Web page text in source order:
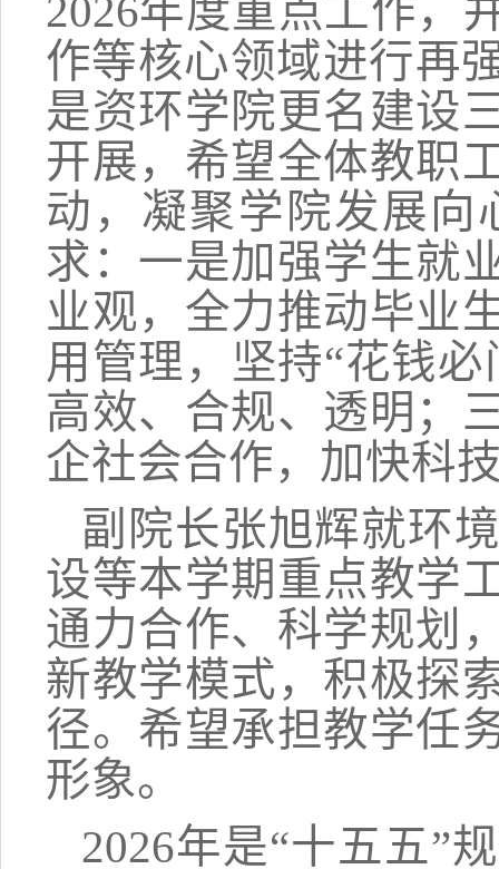
2026年度重点工作，
作等核心领域进行再
是资环学院更名建设
开展，希望全体教职
动，凝聚学院发展向
求：一是加强学生就
业观，全力推动毕业
用管理，坚持“花钱
高效、合规、透明；
企社会合作，加快科
副院长张旭辉就环
设等本学期重点教学
通力合作、科学规划
新教学模式，积极探
径。希望承担教学任
形象。
2026年是“十五五”